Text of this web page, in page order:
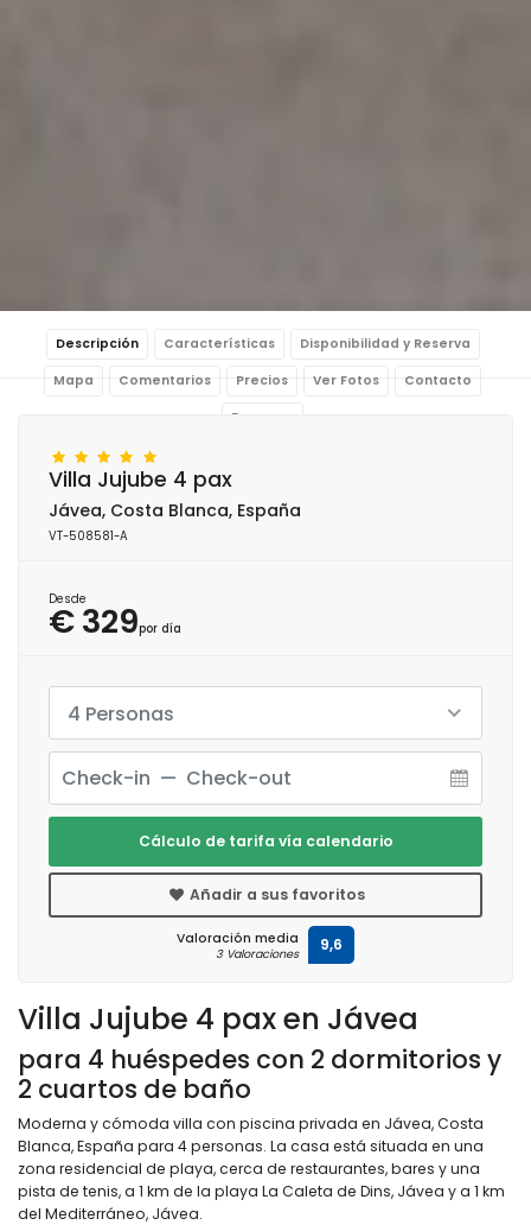
Descripción Características Disponibilidad y Reserva
Mapa Comentarios Precios Ver Fotos Contacto
Reservar
Villa Jujube 4 pax en Jávea
para 4 huéspedes con 2 dormitorios y
2 cuartos de baño
Moderna y cómoda villa con piscina privada en Jávea, Costa
Blanca, España para 4 personas. La casa está situada en una
zona residencial de playa, cerca de restaurantes, bares y una
pista de tenis, a 1 km de la playa La Caleta de Dins, Jávea y a 1 km
del Mediterráneo, Jávea.
Villa Jujube 4 pax
Jávea, Costa Blanca, España
VT-508581-A
Desde
€ 329por día
4 Personas
Cálculo de tarifa vía calendario
Añadir a sus favoritos
Valoración media
3 Valoraciones 9,6